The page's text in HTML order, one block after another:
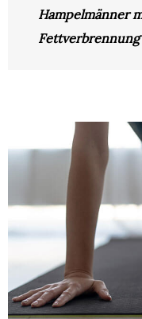
Hampelmänner